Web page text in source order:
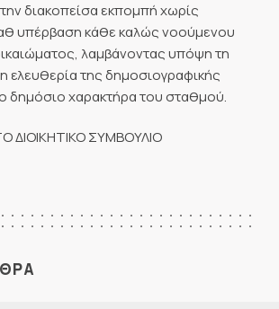
διακοπείσα εκπομπή χωρίς
υπέρβαση κάθε καλώς νοούμενου
λαμβάνοντας υπόψη τη
ελευθερία της δημοσιογραφικής
δημόσιο χαρακτήρα του σταθμού.
ΔΙΟΙΚΗΤΙΚΟ ΣΥΜΒΟΥΛΙΟ